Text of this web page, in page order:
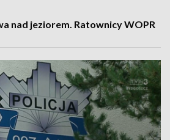
nad jeziorem. Ratownicy WOPR